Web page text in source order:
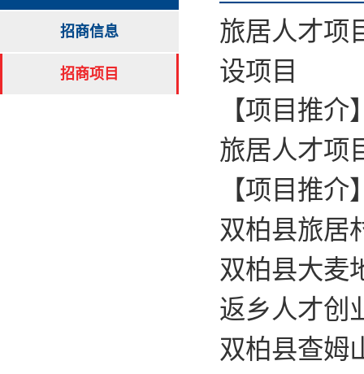
招商信息
招商项目
旅居人才项
设项目
【项目推
旅居人才项
【项目推
双柏县旅居
双柏县大麦
返乡人才创
双柏县查姆